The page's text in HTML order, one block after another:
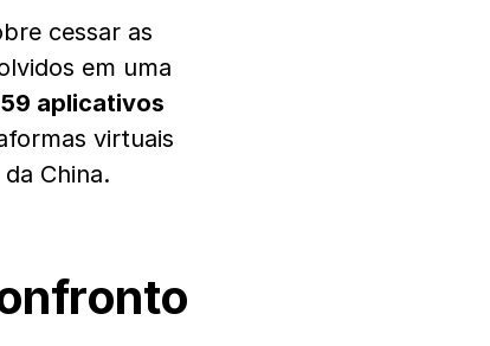
cessar as
em uma
aplicativos
virtuais
China.